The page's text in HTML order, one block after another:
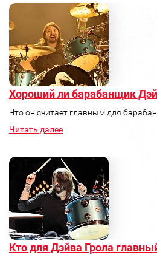
Хороший ли барабанщик
Что он считает главным для
Читать далее
Кто для Дэйва Грола